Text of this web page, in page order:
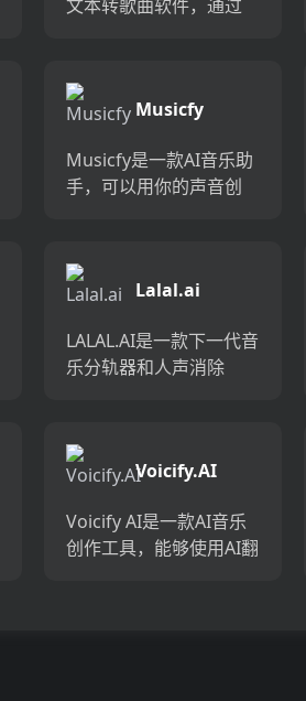
文本转歌曲软件，通过
定类型的人声和伴奏，
为您创建独特的歌曲，
Musicfy
Musicfy是一款AI音乐助
手，可以用你的声音创
起来与众不同；可以上
传你的声音创建自己的AI
Lalal.ai
LALAL.AI是一款下一代音
乐分轨器和人声消除
地分离音乐的不同部
分。无损地去除人声、
Voicify.AI
Voicify AI是一款AI音乐
创作工具，能够使用AI翻